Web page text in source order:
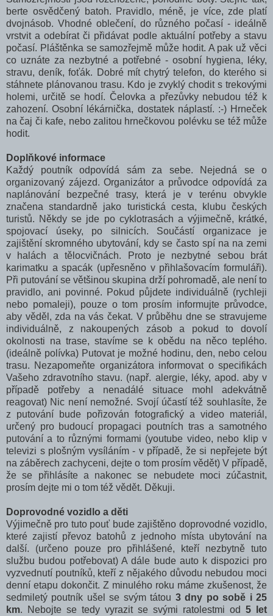
berte osvědčený batoh. Pravidlo, méně, je více, zde platí
dvojnásob. Vhodné oblečení, do různého počasí - ideálně
vrstvit a odebírat či přidávat podle aktuální potřeby a stavu
počasí. Pláštěnka se samozřejmě může hodit. A pak už věci
co uznáte za nezbytné a potřebné - osobní hygiena, léky,
stravu, deník, foťák. Dobré mít chytrý telefon, do kterého si
stáhnete plánovanou trasu. Kdo je zvyklý chodit s trekovými
holemi, určitě se hodí. Čelovka a přezůvky nebudou též k
zahození. Osobní lékárnička, dostatek náplastí. :-) Hrneček
na čaj či kafe, nebo zalitou hrnečkovou polévku se též může
hodit.
Doplňkové informace
Každý poutník odpovídá sám za sebe. Nejedná se o
organizovaný zájezd. Organizátor a průvodce odpovídá za
naplánování bezpečné trasy, která je v terénu obvykle
značena standardně jako turistická cesta, klubu českých
turistů. Někdy se jde po cyklotrasách a výjimečně, krátké,
spojovací úseky, po silnicích. Součástí organizace je
zajištění skromného ubytování, kdy se často spí na na zemi
v halách a tělocvičnách. Proto je nezbytné sebou brát
karimatku a spacák (upřesněno v přihlašovacím formuláři).
Při putování se většinou skupina drží pohromadě, ale není to
pravidlo, ani povinné. Pokud půjdete individuálně (rychleji
nebo pomaleji), pouze o tom prosím informujte průvodce,
aby věděl, zda na vás čekat. V průběhu dne se stravujeme
individuálně, z nakoupených zásob a pokud to dovolí
okolnosti na trase, stavíme se k obědu na něco teplého.
(ideálně polívka) Putovat je možné hodinu, den, nebo celou
trasu. Nezapomeňte organizátora informovat o specifikách
Vašeho zdravotního stavu. (např. alergie, léky, apod. aby v
případě potřeby a nenadálé situace mohl adekvátně
reagovat) Nic není nemožné. Svojí účastí též souhlasíte, že
z putování bude pořizován fotografický a video materiál,
určený pro budoucí propagaci poutních tras a samotného
putování a to různými formami (youtube video, nebo klip v
televizi s plošným vysíláním - v případě, že si nepřejete být
na záběrech zachyceni, dejte o tom prosím vědět) V případě,
že se přihlásíte a nakonec se nebudete moci zúčastnit,
prosím dejte mi o tom též vědět. Děkuji.
Doprovodné vozidlo a děti
Výjimečně pro tuto pouť bude zajištěno doprovodné vozidlo,
které zajistí převoz batohů z jednoho místa ubytování na
další. (určeno pouze pro přihlášené, kteří nezbytně tuto
službu budou potřebovat) A dále bude auto k dispozici pro
vyzvednutí poutníků, kteří z nějakého důvodu nebudou moci
denní etapu dokončit. Z minulého roku máme zkušenost, že
sedmiletý poutník ušel se svým tátou 3 dny po sobě i 25
km. Nebojte se tedy vyrazit se svými ratolestmi od 5 let